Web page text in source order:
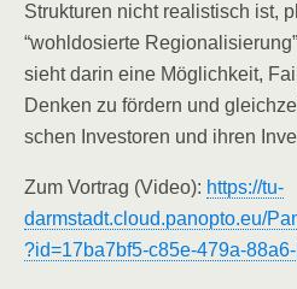
Struk­tu­ren nicht rea­lis­tisch ist,
“wohl­do­sier­te
sieht dar­in eine Mög­lich­keit,
Den­ken zu för­dern und
schen Inves­to­ren und ihren
Zum Vor­trag (Video): https://tu-
darmstadt.cloud.panopto.eu/
?id=17ba7bf5-c85e-479a-